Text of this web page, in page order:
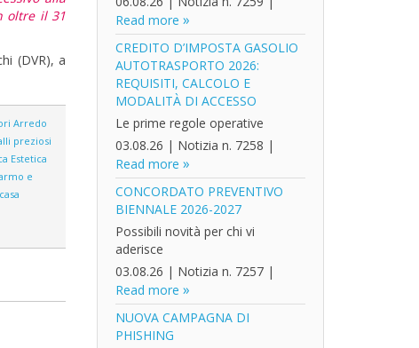
oltre il 31
(DVR), a
Arredo
preziosi
Estetica
e
Read more
CREDITO D’IMPOSTA GASOLIO
AUTOTRASPORTO 2026:
REQUISITI, CALCOLO E
MODALITÀ DI ACCESSO
Le prime regole operative
03.08.26 | Notizia n. 7258 |
Read more
CONCORDATO PREVENTIVO
BIENNALE 2026-2027
Possibili novità per chi vi
aderisce
03.08.26 | Notizia n. 7257|
Read more
NUOVA CAMPAGNA DI
PHISHING